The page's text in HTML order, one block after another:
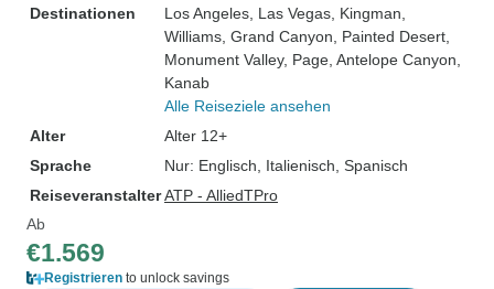
Destinationen
Los Angeles , Las Vegas , Kingman
Williams , Grand Canyon , Painted Desert
Monument Valley, Page , Antelope Canyon
Kanab
Alle Reiseziele ansehen
Alter
Alter 12+
Sprache
Nur: Englisch, Italienisch, Spanisch
ReiseveranstalterATP - AlliedTPro
Ab
€1.569
Registrieren to unlock savings